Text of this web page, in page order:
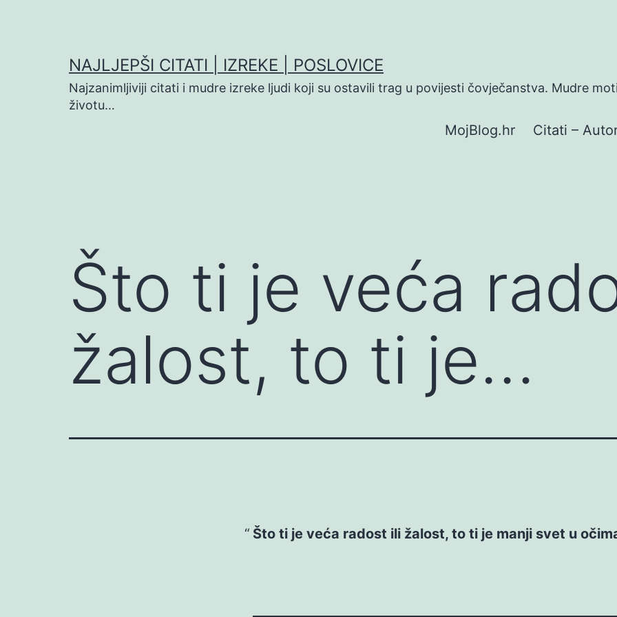
NAJLJEPŠI CITATI | IZREKE | POSLOVICE
Najzanimljiviji citati i mudre izreke ljudi koji su ostavili trag u povijesti čovječanstva. Mudre
životu…
MojBlog.hr Citati –
Što ti je veća
žalost, to ti je…
Što ti je veća radost ili žalost, to ti je manji svet u